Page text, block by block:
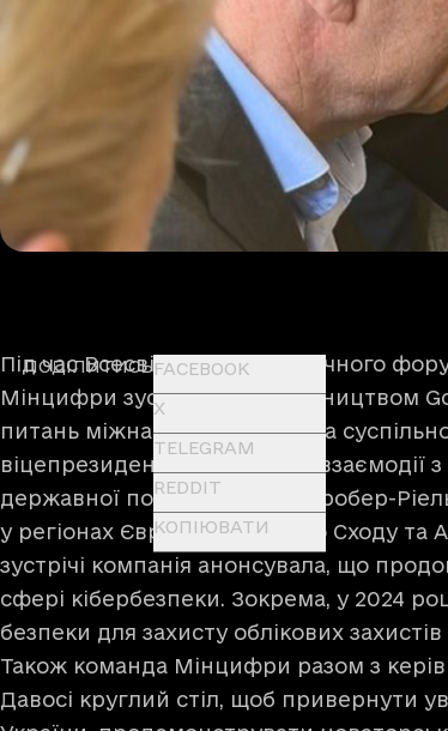
ПОДІЛИТИСЬFACEBOOK
X
TELEGRAM
REDDIT
КОПІЮВАТИ
Під час Всесвітнього економічного
Мінцифри зустрілася з керівництвом
питань міжнародних справ та
віцепрезиденткою з питань взаємодії
державної політики Аннет Кробер-
у регіонах Європи, Близького Сходу та
зустрічі компанія анонсувала, що
сфері кібербезпеки. Зокрема, у 2024
безпеки для захисту облікових
Також команда Мінцифри разом з
Давосі круглий стіл, щоб привернути